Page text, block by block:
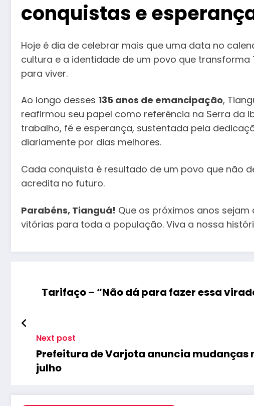
conquistas e
Hoje é dia de celebrar mais que uma data no
cultura e a identidade de um povo que
para viver.
Ao longo desses 135 anos de emancipação,
reafirmou seu papel como referência na Serra da
trabalho, fé e esperança, sustentada pela
diariamente por dias melhores.
Cada conquista é resultado de um povo que não
acredita no futuro.
Parabéns, Tianguá! Que os próximos anos
vitórias para toda a população. Viva a nossa
Tarifaço – “Não dá para fazer essa
Next post
Prefeitura de Varjota anuncia mudanças
julho